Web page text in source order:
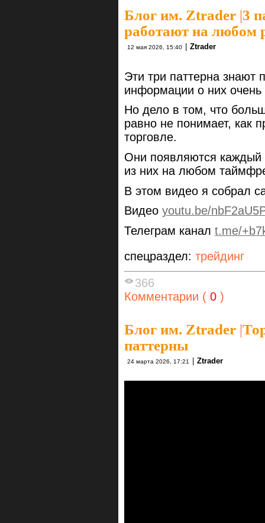
Блог им. Ztrader |3
работают на любом
12 мая 2026, 15:40 Ztrader
Эти три паттерна знают
информации о них очень
Но дело в том, что
равно не понимает, как
торговле.
Они появляются
из них на любом
В этом видео я собрал
Видео youtu.be/
Телеграм канал t.me/
спецраздел: трейдинг
366
Комментарии ( 0 )
Блог им. Ztrader |
паттерны
24 марта 2026, 17:21 | Ztrader